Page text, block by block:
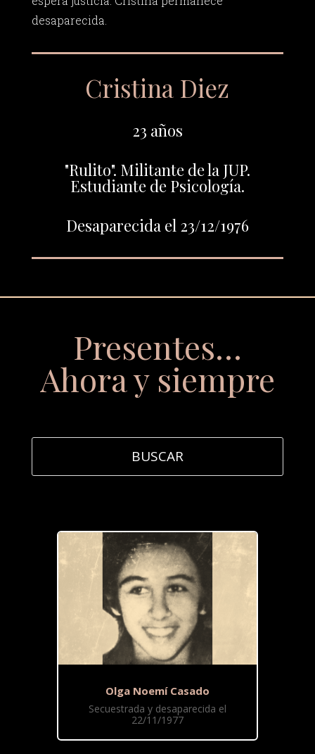
desaparecida.
Cristina Diez
23 años
"Rulito". Militante de la JUP.
Estudiante de Psicología.
Desaparecida el 23/12/1976
Presentes…
Ahora y siempre
Olga Noemí Casado
Secuestrada y desaparecida el
22/11/1977